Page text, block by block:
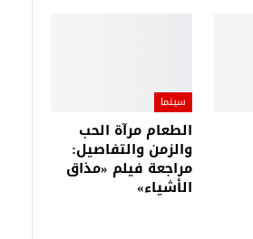
سينما
الطعام مرآة الحب
والزمن والتفاصيل:
مراجعة فيلم «مذاق
الأشياء»